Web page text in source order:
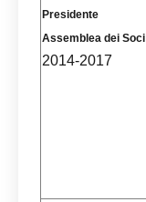
Presidente
Assemblea dei Soci
2014-2017